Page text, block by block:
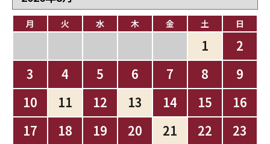
月 火 水 木 金 土 日
1
2
3
4 5 6 7 8
9
10
11 12 13 14 15
16
17
18 19 20 21 22 23